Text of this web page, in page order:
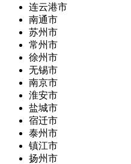
连云港市
南通市
苏州市
常州市
徐州市
无锡市
南京市
淮安市
盐城市
宿迁市
泰州市
镇江市
扬州市